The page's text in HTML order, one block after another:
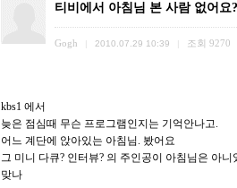
티비에서 아침님 본 사람 없어요?
Gogh 2010.07.29 10:39 조회 9270
kbs1 에서
늦은 점심때 무슨 프로그램인지는 기억안나고.
어느 계단에 앉아있는 아침님. 봤어요
그 미니 다큐? 인터뷰? 의 주인공이 아침님은 아
맞나